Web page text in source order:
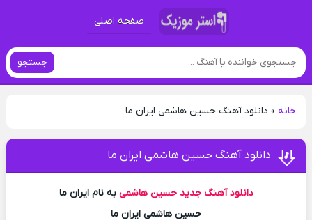
صفحه اصلی
جستجو
خانه» دانلود آهنگ حسین هاشمی ایران ما
دانلود آهنگ حسین هاشمی ایران ما
دانلود آهنگ جدید حسین هاشمی به نام ایران ما
حسین هاشمی ایران ما